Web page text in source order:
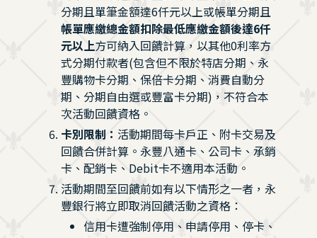
分期且單筆金額達6仟元以上或帳單分期且
帳單應繳總金額扣除最低應繳金額後達6仟
元以上方可納入回饋計算，以其他0利率方
式分期付款者(包含但不限於特店分期、永
豐購物卡分期、保倍卡分期、消費自動分
期、分期自由選或豐富卡分期)，不符合本
次活動回饋資格。
卡別限制： 活動期間每卡戶正、附卡交易及
回饋合併計算。永豐八通卡、公司卡、承銷
卡、配銷卡、Debit卡不適用本活動。
活動期間至回饋前如有以下情形之一者，永
豐銀行將立即取消回饋活動之資格：
信用卡遭強制停用、申請停用、停卡、